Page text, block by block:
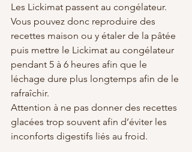
Les Lickimat passent au congélateur.
Vous pouvez donc reproduire des
recettes maison ou y étaler de la pâtée
puis mettre le Lickimat au congélateur
pendant 5 à 6 heures afin que le
léchage dure plus longtemps afin de le
rafraîchir.
Attention à ne pas donner des recettes
glacées trop souvent afin d’éviter les
inconforts digestifs liés au froid.